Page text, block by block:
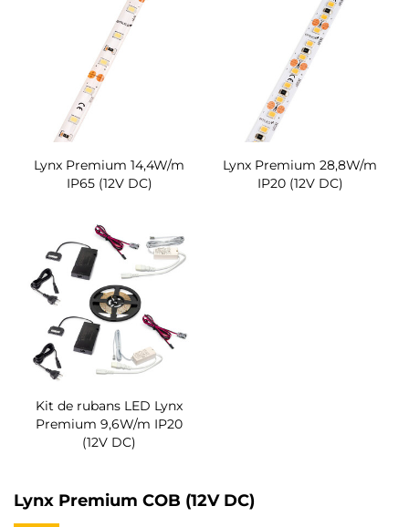
Lynx Premium 14,4W/m
IP65 (12V DC)
Lynx Premium 28,8W/m
IP20 (12V DC)
Kit de rubans LED Lynx
Premium 9,6W/m IP20
(12V DC)
Lynx Premium COB (12V DC)